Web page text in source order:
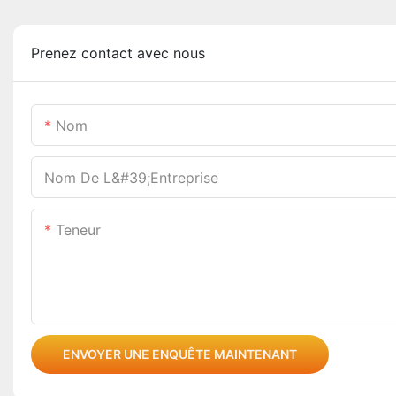
Prenez contact avec nous
Nom
Nom De L&#39;entreprise
Teneur
ENVOYER UNE ENQUÊTE MAINTENANT